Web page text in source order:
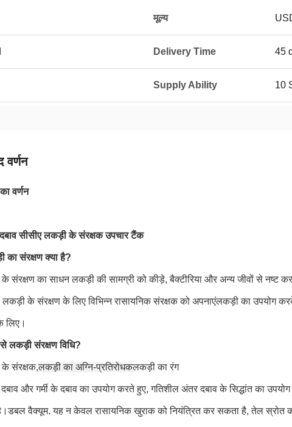
मूल्य
Delivery Time 45
Supply Ability 10
वर्णन
वर्णन
सीसीए लकड़ी के संरक्षक उपचार टैंक
का संरक्षण क्या है?
संरक्षण का साधन लकड़ी की सामग्री को कीड़े, बैक्टीरिया और अन्य जीवों से नष्ट
के संरक्षण के लिए विभिन्न रासायनिक संरक्षक को अपनाएंलकड़ी का
लिए।
लकड़ी संरक्षण विधि?
संरक्षक,लकड़ी का अग्नि-प्रतिरोधकलकड़ी का रंग
और गर्मी के दबाव का उपयोग करते हुए, गतिशील अंतर दबाव के सिद्धांत का
वैक्यूम. यह न केवल रासायनिक खुराक को नियंत्रित कर सकता है, तेल